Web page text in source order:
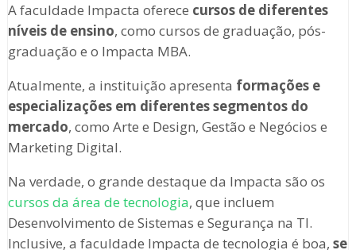
A faculdade Impacta oferece cursos de diferentes
níveis de ensino, como cursos de graduação, pós-
graduação e o Impacta MBA.
Atualmente, a instituição apresenta formações e
especializações em diferentes segmentos do
mercado, como Arte e Design, Gestão e Negócios e
Marketing Digital.
Na verdade, o grande destaque da Impacta são os
cursos da área de tecnologia, que incluem
Desenvolvimento de Sistemas e Segurança na TI.
Inclusive, a faculdade Impacta de tecnologia é boa, se